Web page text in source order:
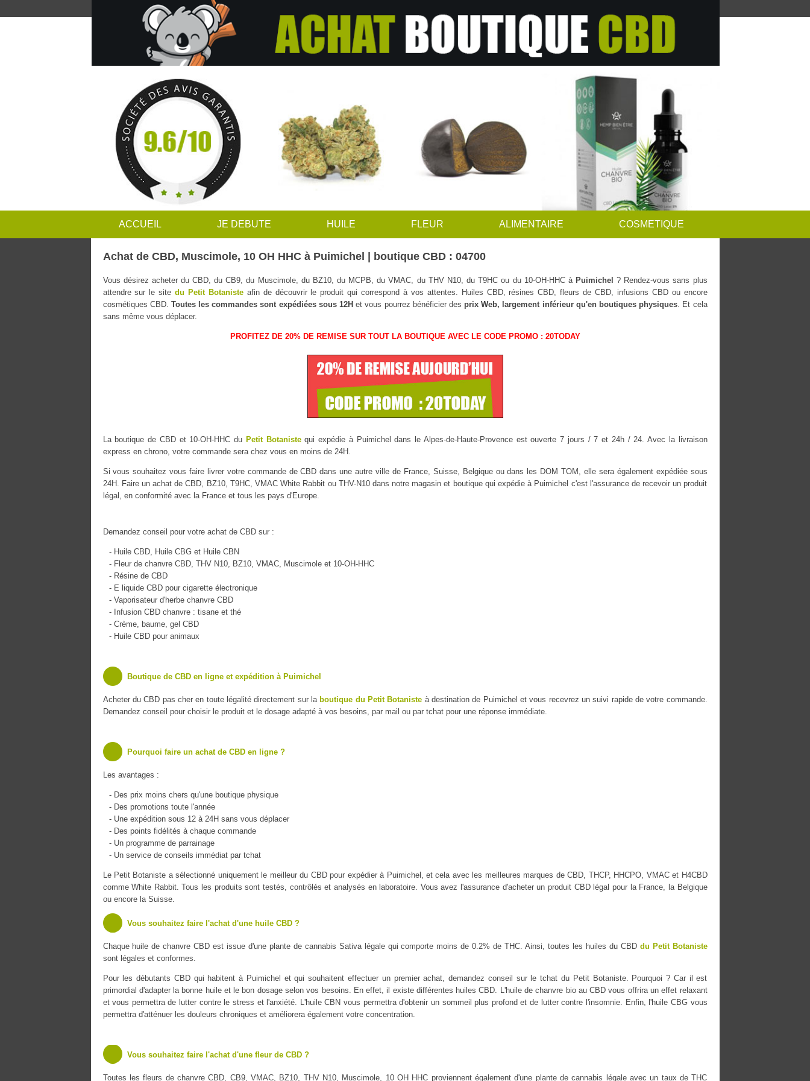
ACCUEIL JE DEBUTE HUILE FLEUR ALIMENTAIRE COSMETIQUE
Achat de CBD, Muscimole, 10 OH HHC à Puimichel | boutique CBD : 04700
Vous désirez acheter du CBD, du CB9, du Muscimole, du BZ10, du MCPB, du VMAC, du THV N10, du T9HC ou du 10-OH-HHC à Puimichel ? Rendez-vous sans plus
attendre sur le sitedu Petit Botanisteafin de découvrir le produit qui correspond à vos attentes. Huiles CBD, résines CBD, fleurs de CBD, infusions CBD ou encore
cosmétiques CBD. Toutes les commandes sont expédiées sous 12Het vous pourrez bénéficier des prix Web, largement inférieur qu'en boutiques physiques . Et cela
sans même vous déplacer.
PROFITEZ DE 20% DE REMISE SUR TOUT LA BOUTIQUE AVEC LE CODE PROMO : 20TODAY
La boutique de CBD et 10-OH-HHC du Petit Botanistequi expédie à Puimichel dans le Alpes-de-Haute-Provence est ouverte 7 jours / 7 et 24h / 24. Avec la livraison
express en chrono, votre commande sera chez vous en moins de 24H.
Si vous souhaitez vous faire livrer votre commande de CBD dans une autre ville de France, Suisse, Belgique ou dans les DOM TOM, elle sera également expédiée sous
24H. Faire un achat de CBD, BZ10, T9HC, VMAC White Rabbit ou THV-N10 dans notre magasin et boutique qui expédie à Puimichel c'est l'assurance de recevoir un produit
légal, en conformité avec la France et tous les pays d'Europe.
Demandez conseil pour votre achat de CBD sur :
- Huile CBD, Huile CBG et Huile CBN
- Fleur de chanvre CBD, THV N10, BZ10, VMAC, Muscimole et 10-OH-HHC
- Résine de CBD
- E liquide CBD pour cigarette électronique
- Vaporisateur d'herbe chanvre CBD
- Infusion CBD chanvre : tisane et thé
- Crème, baume, gel CBD
- Huile CBD pour animaux
Boutique de CBD en ligne et expédition à Puimichel
Acheter du CBD pas cher en toute légalité directement sur la boutique du Petit Botaniste à destination de Puimichel et vous recevrez un suivi rapide de votre commande.
Demandez conseil pour choisir le produit et le dosage adapté à vos besoins, par mail ou par tchat pour une réponse immédiate.
Pourquoi faire un achat de CBD en ligne ?
Les avantages :
- Des prix moins chers qu'une boutique physique
- Des promotions toute l'année
- Une expédition sous 12 à 24H sans vous déplacer
- Des points fidélités à chaque commande
- Un programme de parrainage
- Un service de conseils immédiat par tchat
Le Petit Botaniste a sélectionné uniquement le meilleur du CBD pour expédier à Puimichel, et cela avec les meilleures marques de CBD, THCP, HHCPO, VMAC et H4CBD
comme White Rabbit. Tous les produits sont testés, contrôlés et analysés en laboratoire. Vous avez l'assurance d'acheter un produit CBD légal pour la France, la Belgique
ou encore la Suisse.
Vous souhaitez faire l'achat d'une huile CBD ?
Chaque huile de chanvre CBD est issue d'une plante de cannabis Sativa légale qui comporte moins de 0.2% de THC. Ainsi, toutes les huiles du CBD du Petit Botaniste
sont légales et conformes.
Pour les débutants CBD qui habitent à Puimichel et qui souhaitent effectuer un premier achat, demandez conseil sur le tchat du Petit Botaniste. Pourquoi ? Car il est
primordial d'adapter la bonne huile et le bon dosage selon vos besoins. En effet, il existe différentes huiles CBD. L'huile de chanvre bio au CBD vous offrira un effet relaxant
et vous permettra de lutter contre le stress et l'anxiété. L'huile CBN vous permettra d'obtenir un sommeil plus profond et de lutter contre l'insomnie. Enfin, l'huile CBG vous
permettra d'atténuer les douleurs chroniques et améliorera également votre concentration.
Vous souhaitez faire l'achat d'une fleur de CBD ?
Toutes les fleurs de chanvre CBD, CB9, VMAC, BZ10, THV N10, Muscimole, 10 OH HHC proviennent également d'une plante de cannabis légale avec un taux de THC